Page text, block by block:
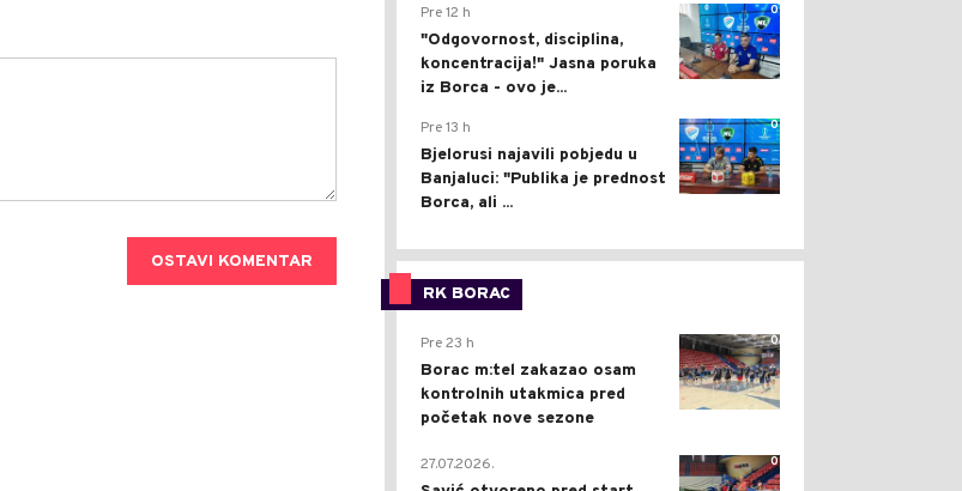
OSTAVI KOMENTAR
0
Pre 12 h
"Odgovornost, disciplina,
koncentracija!" Jasna poruka
iz Borca - ovo je...
0
Pre 13 h
Bjelorusi najavili pobjedu u
Banjaluci: "Publika je prednost
Borca, ali ...
RK BORAC
0
Pre 23 h
Borac m:tel zakazao osam
kontrolnih utakmica pred
početak nove sezone
0
27.07.2026.